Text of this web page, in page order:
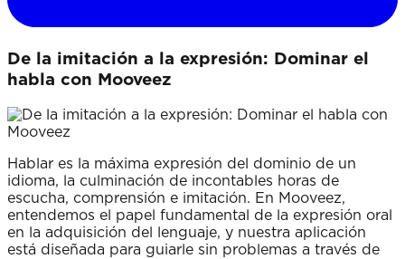
De la imitación a la expresión: Dominar el
habla con Mooveez
Hablar es la máxima expresión del dominio de un
idioma, la culminación de incontables horas de
escucha, comprensión e imitación. En Mooveez,
entendemos el papel fundamental de la expresión oral
en la adquisición del lenguaje, y nuestra aplicación
está diseñada para guiarle sin problemas a través de